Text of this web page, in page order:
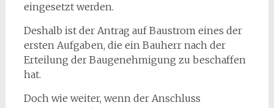
eingesetzt werden.
Deshalb ist der Antrag auf Baustrom eines der
ersten Aufgaben, die ein Bauherr nach der
Erteilung der Baugenehmigung zu beschaffen
hat.
Doch wie weiter, wenn der Anschluss